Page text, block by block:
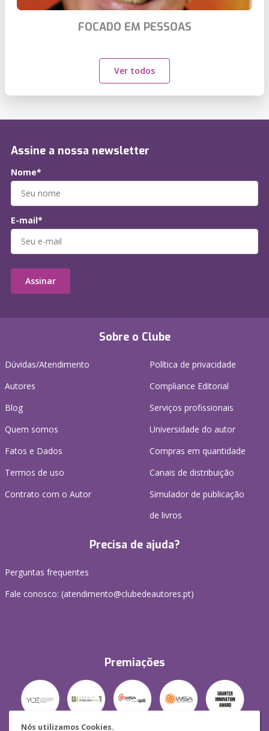
Nós utilizamos Cookies.
FOCADO EM PESSOAS
Ver todos
Sobre o Clube
Dúvidas/Atendimento
Autores
Blog
Quem somos
Fatos e Dados
Termos de uso
Contrato com o Autor
Política de privacidade
Compliance Editorial
Serviços profissionais
Universidade do autor
Compras em quantidade
Canais de distribuição
Simulador de publicação
de livros
Precisa de ajuda?
Perguntas frequentes
Fale conosco: (atendimento@clubedeautores.pt)
Premiações
Assine a nossa newsletter
Nome*
E-mail*
Assinar